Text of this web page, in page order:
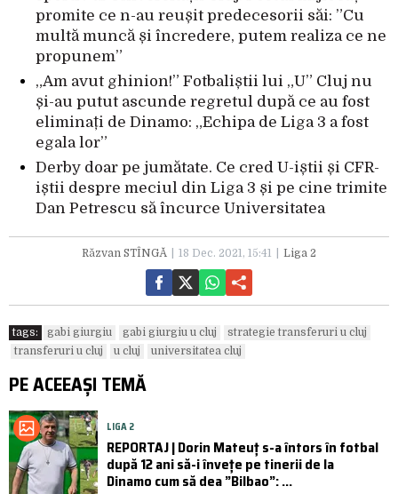
promite ce n-au reușit predecesorii săi: ”Cu
multă muncă și încredere, putem realiza ce ne
propunem”
„Am avut ghinion!” Fotbaliștii lui „U” Cluj nu
și-au putut ascunde regretul după ce au fost
eliminați de Dinamo: „Echipa de Liga 3 a fost
egala lor”
Derby doar pe jumătate. Ce cred U-iștii și CFR-
iștii despre meciul din Liga 3 și pe cine trimite
Dan Petrescu să încurce Universitatea
Răzvan STÎNGĂ 18 Dec. 2021, 15:41 Liga 2
tags: gabi giurgiu gabi giurgiu u cluj
strategie transferuri u cluj
transferuri u cluj
u cluj universitatea cluj
PE ACEEAȘI TEMĂ
LIGA 2
REPORTAJ | Dorin Mateuț s-a întors în fotbal
după 12 ani să-i învețe pe tinerii de la
Dinamo cum să dea ”Bilbao”: ...